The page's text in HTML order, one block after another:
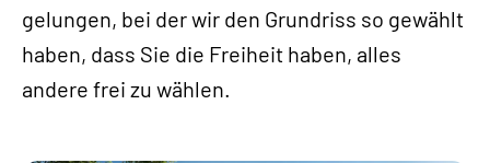
gelungen, bei der wir den Grundriss so gewählt
haben, dass Sie die Freiheit haben, alles
andere frei zu wählen.